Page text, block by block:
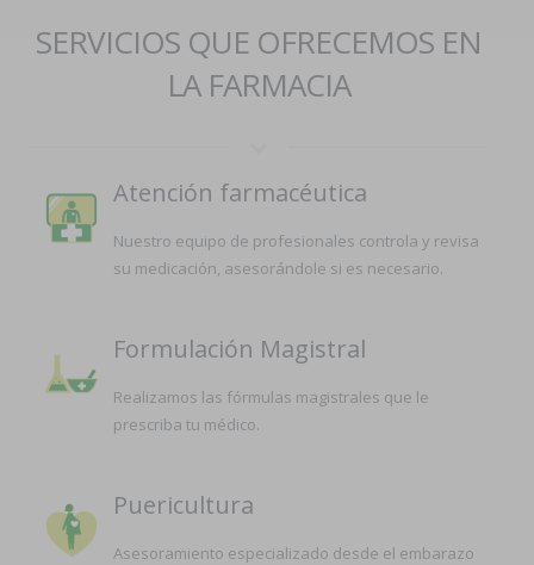
SERVICIOS QUE OFRECEMOS EN
LA FARMACIA
Atención farmacéutica
Nuestro equipo de profesionales controla y revisa
su medicación, asesorándole si es necesario.
Formulación Magistral
Realizamos las fórmulas magistrales que le
prescriba tu médico.
Puericultura
Asesoramiento especializado desde el embarazo